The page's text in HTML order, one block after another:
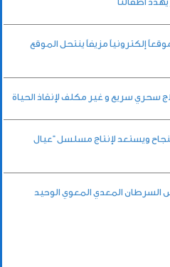
ترصد أكثر من 336 موقعاً إلكترونياً مزيفاً ينتحل الموقع
سحري سريع و غير مكلف لإنقاذ الحياة
ويستعد لإنتاج مسلسل “عيال
المعدي المعوي الوحيد